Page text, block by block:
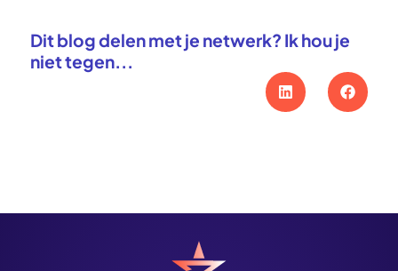
Dit blog delen met je netwerk? Ik hou je
niet tegen...